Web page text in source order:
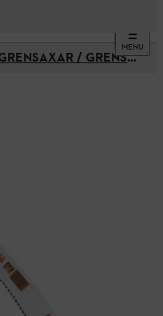
MENU
GRENKAP / SEKATÖRER / GRENSAXAR / GRENSÅGAR